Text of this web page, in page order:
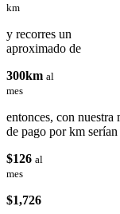
km
y recorres un
aproximado de
300km al
mes
entonces, con nuestra
de pago por km serían
$126 al
mes
$1,726